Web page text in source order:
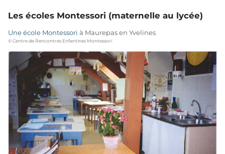
Les écoles Montessori (maternelle au lycée)
Une école Montessori à Maurepas en Yvelines
© Centre de Rencontres Enfantines Montessori